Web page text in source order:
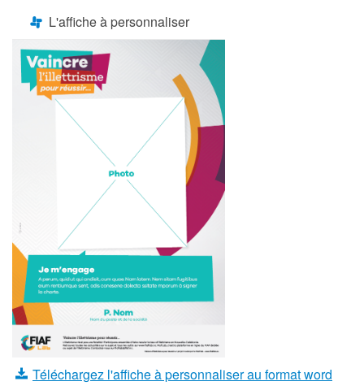
L'affiche à personnaliser
Téléchargez l'affiche à personnaliser au format word